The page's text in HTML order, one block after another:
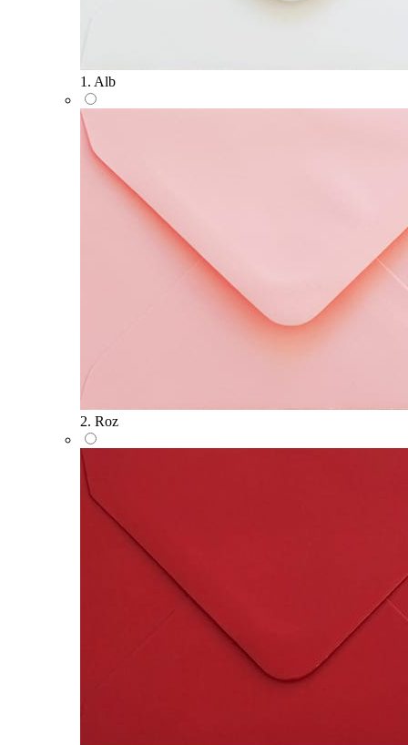
1. Alb
2. Roz